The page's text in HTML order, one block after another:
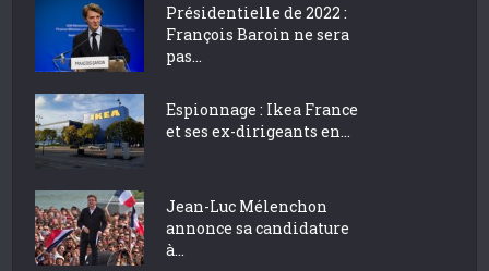
Présidentielle de 2022 :
François Baroin ne sera
pas...
Espionnage : Ikea France
et ses ex-dirigeants en...
Jean-Luc Mélenchon
annonce sa candidature
à...